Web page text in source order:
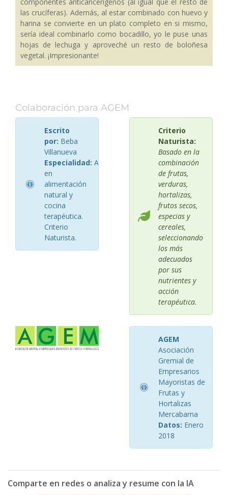
las crucíferas). Además, al estar combinado con huevo y
harina se convierte en un plato completo en si mismo,
sería ideal combinarlo como bocadillo, yo le puse unas
hojas de lechuga y aproveché un resto de boloñesa
vegetal. ¡Impresionante!
Colaboración para AGEM
Escrito
por: Beba
Villanueva
Especialidad: Asesora
en
alimentación
natural y
cocina
terapéutica.
Criterio
Naturista.
Criterio
Naturista:
Basado en la
combinación
de frutas,
verduras,
hortalizas,
frutos secos,
especias y
cereales,
seleccionando
los más
adecuados
por sus
nutrientes y
acción
terapéutica.
AGEM
Asociación
Gremial de
Empresarios
Mayoristas de
Frutas y
Hortalizas
Mercabarna
Datos: Enero
2018
Comparte en redes o analiza y resume con la IA